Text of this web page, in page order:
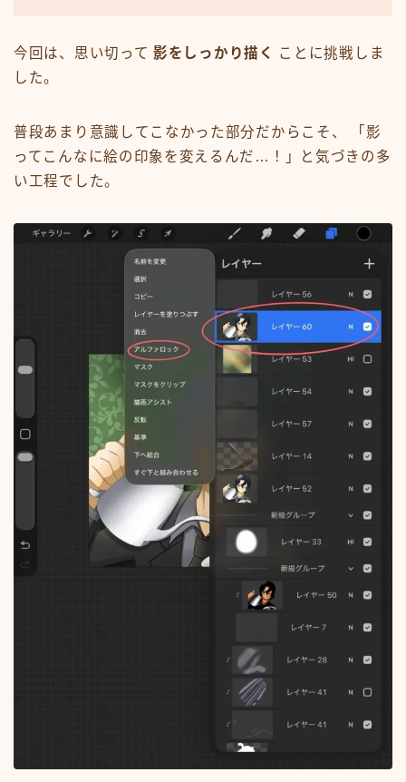
今回は、思い切って 影をしっかり描く
ことに挑戦しま
した。
普段あまり意識してこなかった部分だからこそ、 「影
ってこんなに絵の印象を変えるんだ…！」と気づきの多
い工程でした。